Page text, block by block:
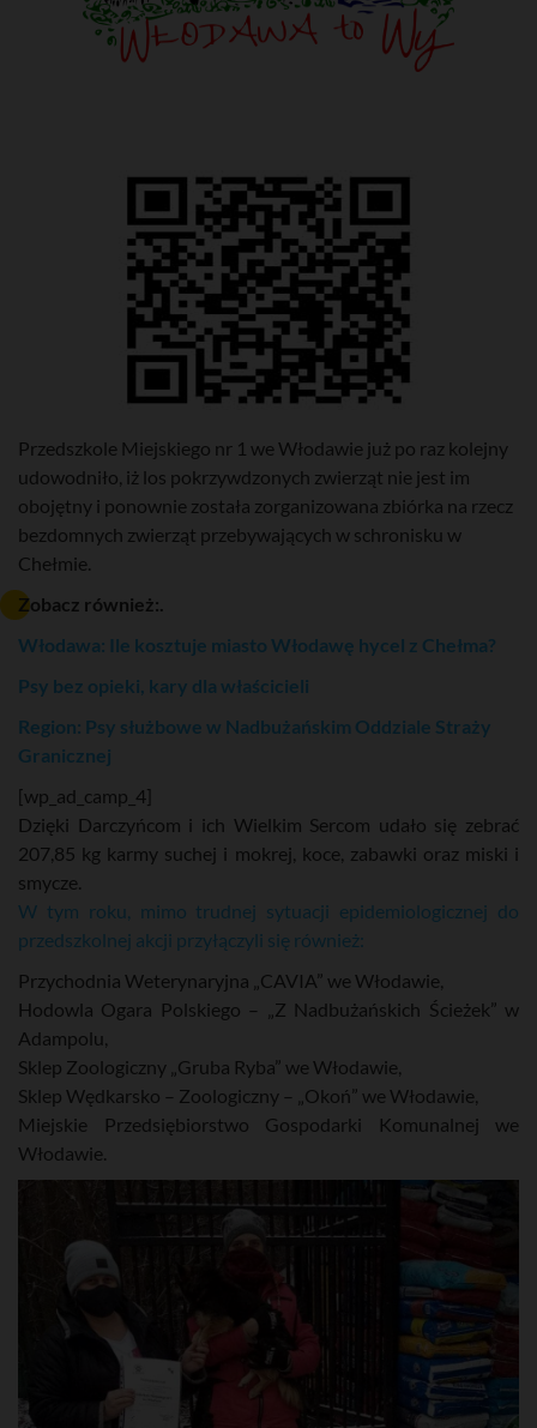
Przedszkole Miejskiego nr 1 we Włodawie już po raz kolejny
udowodniło, iż los pokrzywdzonych zwierząt nie jest im
obojętny i ponownie została zorganizowana zbiórka na rzecz
bezdomnych zwierząt przebywających w schronisku w
Chełmie.
Zobacz również:.
Włodawa: Ile kosztuje miasto Włodawę hycel z Chełma?
Psy bez opieki, kary dla właścicieli
Region: Psy służbowe w Nadbużańskim Oddziale Straży
Granicznej
[wp_ad_camp_4]
Dzięki Darczyńcom i ich Wielkim Sercom udało się zebrać
207,85 kg karmy suchej i mokrej, koce, zabawki oraz miski i
smycze.
W tym roku, mimo trudnej sytuacji epidemiologicznej do
przedszkolnej akcji przyłączyli się również:
Przychodnia Weterynaryjna „CAVIA” we Włodawie,
Hodowla Ogara Polskiego – „Z Nadbużańskich Ścieżek” w
Adampolu,
Sklep Zoologiczny „Gruba Ryba” we Włodawie,
Sklep Wędkarsko – Zoologiczny – „Okoń” we Włodawie,
Miejskie Przedsiębiorstwo Gospodarki Komunalnej we
Włodawie.